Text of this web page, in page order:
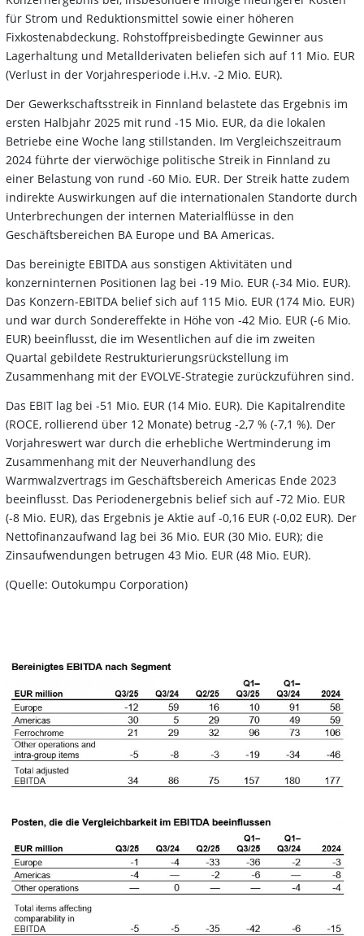
für Strom und Reduktionsmittel sowie einer höheren
Fixkostenabdeckung. Rohstoffpreisbedingte Gewinner aus
Lagerhaltung und Metallderivaten beliefen sich auf 11 Mio. EUR
(Verlust in der Vorjahresperiode i.H.v. -2 Mio. EUR).
Der Gewerkschaftsstreik in Finnland belastete das Ergebnis im
ersten Halbjahr 2025 mit rund -15 Mio. EUR, da die lokalen
Betriebe eine Woche lang stillstanden. Im Vergleichszeitraum
2024 führte der vierwöchige politische Streik in Finnland zu
einer Belastung von rund -60 Mio. EUR. Der Streik hatte zudem
indirekte Auswirkungen auf die internationalen Standorte durch
Unterbrechungen der internen Materialflüsse in den
Geschäftsbereichen BA Europe und BA Americas.
Das bereinigte EBITDA aus sonstigen Aktivitäten und
konzerninternen Positionen lag bei -19 Mio. EUR (-34 Mio. EUR).
Das Konzern-EBITDA belief sich auf 115 Mio. EUR (174 Mio. EUR)
und war durch Sondereffekte in Höhe von -42 Mio. EUR (-6 Mio.
EUR) beeinflusst, die im Wesentlichen auf die im zweiten
Quartal gebildete Restrukturierungsrückstellung im
Zusammenhang mit der EVOLVE-Strategie zurückzuführen sind.
Das EBIT lag bei -51 Mio. EUR (14 Mio. EUR). Die Kapitalrendite
(ROCE, rollierend über 12 Monate) betrug -2,7 % (-7,1 %). Der
Vorjahreswert war durch die erhebliche Wertminderung im
Zusammenhang mit der Neuverhandlung des
Warmwalzvertrags im Geschäftsbereich Americas Ende 2023
beeinflusst. Das Periodenergebnis belief sich auf -72 Mio. EUR
(-8 Mio. EUR), das Ergebnis je Aktie auf -0,16 EUR (-0,02 EUR). Der
Nettofinanzaufwand lag bei 36 Mio. EUR (30 Mio. EUR); die
Zinsaufwendungen betrugen 43 Mio. EUR (48 Mio. EUR).
(Quelle: Outokumpu Corporation)